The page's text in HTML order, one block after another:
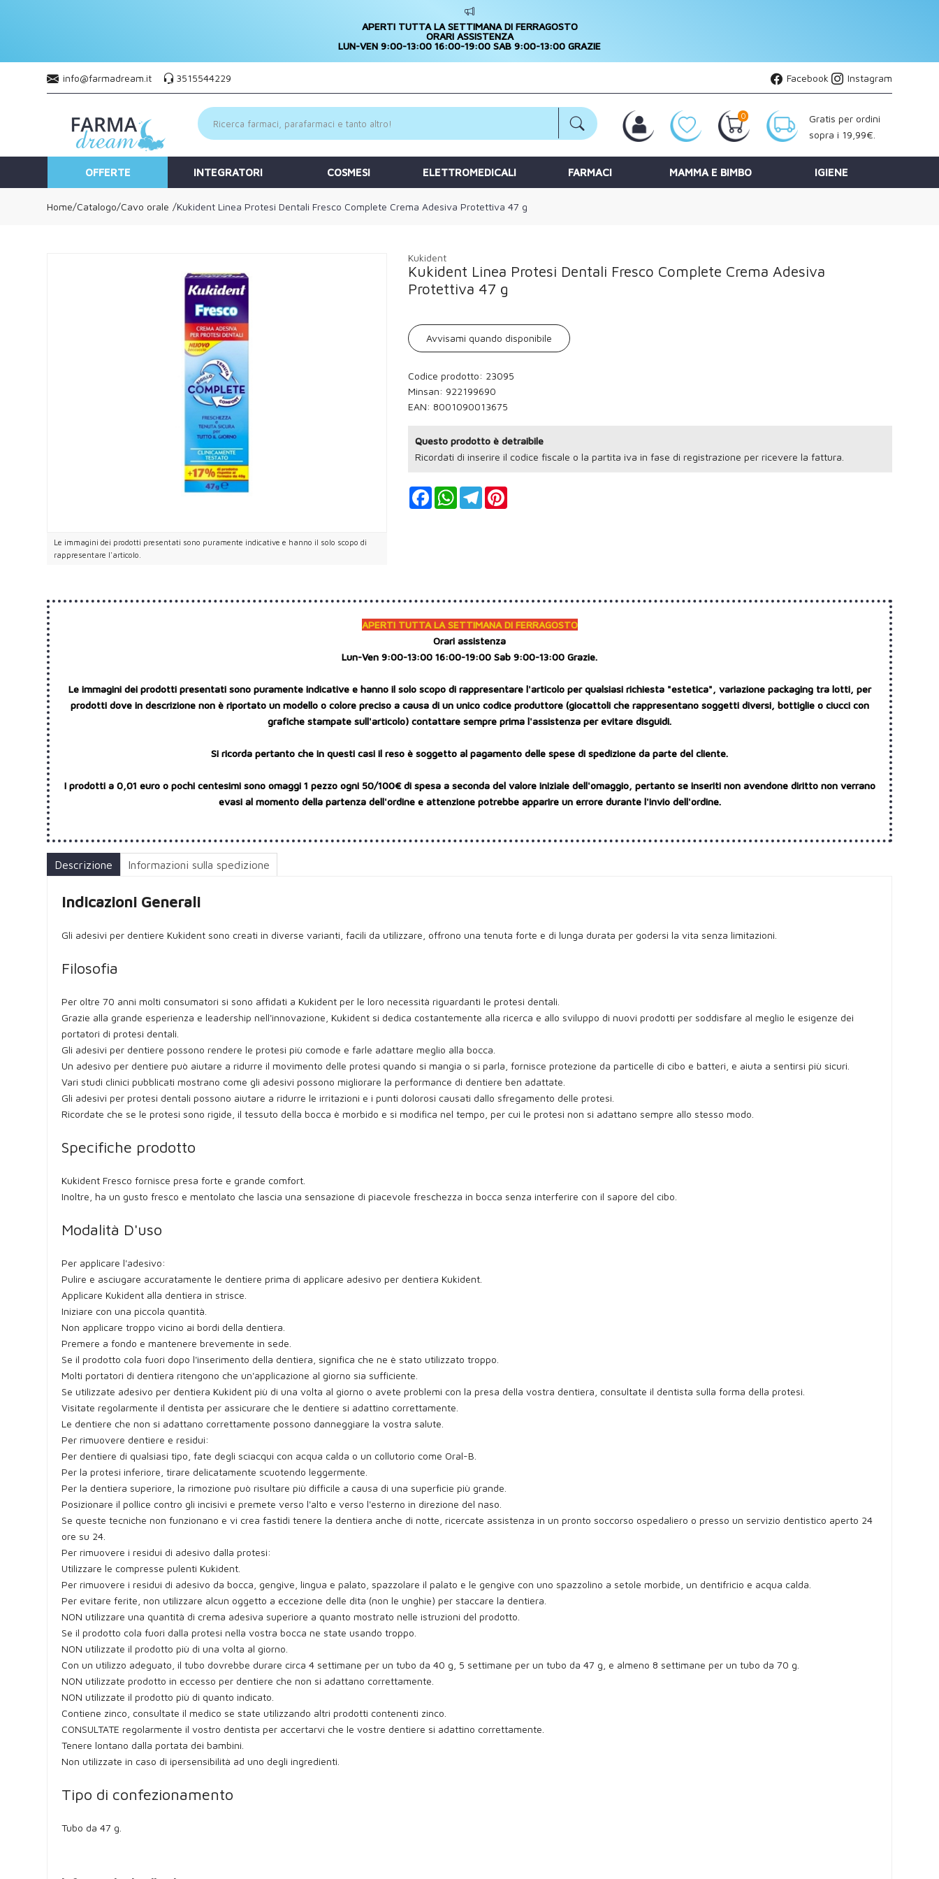
APERTI TUTTA LA SETTIMANA DI FERRAGOSTO
ORARI ASSISTENZA
LUN-VEN 9:00-13:00 16:00-19:00 SAB 9:00-13:00 GRAZIE
info@farmadream.it 3515544229 Facebook Instagram
0
Gratis per ordini
sopra i 19,99€.
OFFERTE INTEGRATORI COSMESI ELETTROMEDICALI FARMACI MAMMA E BIMBO IGIENE
Home Catalogo/Cavo orale Kukident Linea Protesi Dentali Fresco Complete Crema Adesiva Protettiva 47 g
Le immagini dei prodotti presentati sono puramente indicative e hanno il solo scopo di
rappresentare l'articolo.
Kukident
Kukident Linea Protesi Dentali Fresco Complete Crema Adesiva
Protettiva 47 g
Avvisami quando disponibile
Codice prodotto: 23095
Minsan: 922199690
EAN: 8001090013675
Questo prodotto è detraibile
Ricordati di inserire il codice fiscale o la partita iva in fase di registrazione per ricevere la fattura.
FacebookWhatsAppTelegramPinterest
APERTI TUTTA LA SETTIMANA DI FERRAGOSTO
Orari assistenza
Lun-Ven 9:00-13:00 16:00-19:00 Sab 9:00-13:00 Grazie.
Le immagini dei prodotti presentati sono puramente indicative e hanno il solo scopo di rappresentare l'articolo per qualsiasi richiesta "estetica", variazione packaging tra lotti, per
prodotti dove in descrizione non è riportato un modello o colore preciso a causa di un unico codice produttore (giocattoli che rappresentano soggetti diversi, bottiglie o ciucci con
grafiche stampate sull'articolo) contattare sempre prima l'assistenza per evitare disguidi.
Si ricorda pertanto che in questi casi il reso è soggetto al pagamento delle spese di spedizione da parte del cliente.
I prodotti a 0,01 euro o pochi centesimi sono omaggi 1 pezzo ogni 50/100€ di spesa a seconda del valore iniziale dell'omaggio, pertanto se inseriti non avendone diritto non verrano
evasi al momento della partenza dell'ordine e attenzione potrebbe apparire un errore durante l'invio dell'ordine.
Descrizione Informazioni sulla spedizione
Indicazioni Generali
Gli adesivi per dentiere Kukident sono creati in diverse varianti, facili da utilizzare, offrono una tenuta forte e di lunga durata per godersi la vita senza limitazioni.
Filosofia
Per oltre 70 anni molti consumatori si sono affidati a Kukident per le loro necessità riguardanti le protesi dentali.
Grazie alla grande esperienza e leadership nell'innovazione, Kukident si dedica costantemente alla ricerca e allo sviluppo di nuovi prodotti per soddisfare al meglio le esigenze dei
portatori di protesi dentali.
Gli adesivi per dentiere possono rendere le protesi più comode e farle adattare meglio alla bocca.
Un adesivo per dentiere può aiutare a ridurre il movimento delle protesi quando si mangia o si parla, fornisce protezione da particelle di cibo e batteri, e aiuta a sentirsi più sicuri.
Vari studi clinici pubblicati mostrano come gli adesivi possono migliorare la performance di dentiere ben adattate.
Gli adesivi per protesi dentali possono aiutare a ridurre le irritazioni e i punti dolorosi causati dallo sfregamento delle protesi.
Ricordate che se le protesi sono rigide, il tessuto della bocca è morbido e si modifica nel tempo, per cui le protesi non si adattano sempre allo stesso modo.
Specifiche prodotto
Kukident Fresco fornisce presa forte e grande comfort.
Inoltre, ha un gusto fresco e mentolato che lascia una sensazione di piacevole freschezza in bocca senza interferire con il sapore del cibo.
Modalità D'uso
Per applicare l'adesivo:
Pulire e asciugare accuratamente le dentiere prima di applicare adesivo per dentiera Kukident.
Applicare Kukident alla dentiera in strisce.
Iniziare con una piccola quantità.
Non applicare troppo vicino ai bordi della dentiera.
Premere a fondo e mantenere brevemente in sede.
Se il prodotto cola fuori dopo l'inserimento della dentiera, significa che ne è stato utilizzato troppo.
Molti portatori di dentiera ritengono che un'applicazione al giorno sia sufficiente.
Se utilizzate adesivo per dentiera Kukident più di una volta al giorno o avete problemi con la presa della vostra dentiera, consultate il dentista sulla forma della protesi.
Visitate regolarmente il dentista per assicurare che le dentiere si adattino correttamente.
Le dentiere che non si adattano correttamente possono danneggiare la vostra salute.
Per rimuovere dentiere e residui:
Per dentiere di qualsiasi tipo, fate degli sciacqui con acqua calda o un collutorio come Oral-B.
Per la protesi inferiore, tirare delicatamente scuotendo leggermente.
Per la dentiera superiore, la rimozione può risultare più difficile a causa di una superficie più grande.
Posizionare il pollice contro gli incisivi e premete verso l'alto e verso l'esterno in direzione del naso.
Se queste tecniche non funzionano e vi crea fastidi tenere la dentiera anche di notte, ricercate assistenza in un pronto soccorso ospedaliero o presso un servizio dentistico aperto 24
ore su 24.
Per rimuovere i residui di adesivo dalla protesi:
Utilizzare le compresse pulenti Kukident.
Per rimuovere i residui di adesivo da bocca, gengive, lingua e palato, spazzolare il palato e le gengive con uno spazzolino a setole morbide, un dentifricio e acqua calda.
Per evitare ferite, non utilizzare alcun oggetto a eccezione delle dita (non le unghie) per staccare la dentiera.
NON utilizzare una quantità di crema adesiva superiore a quanto mostrato nelle istruzioni del prodotto.
Se il prodotto cola fuori dalla protesi nella vostra bocca ne state usando troppo.
NON utilizzate il prodotto più di una volta al giorno.
Con un utilizzo adeguato, il tubo dovrebbe durare circa 4 settimane per un tubo da 40 g, 5 settimane per un tubo da 47 g, e almeno 8 settimane per un tubo da 70 g.
NON utilizzate prodotto in eccesso per dentiere che non si adattano correttamente.
NON utilizzate il prodotto più di quanto indicato.
Contiene zinco, consultate il medico se state utilizzando altri prodotti contenenti zinco.
CONSULTATE regolarmente il vostro dentista per accertarvi che le vostre dentiere si adattino correttamente.
Tenere lontano dalla portata dei bambini.
Non utilizzate in caso di ipersensibilità ad uno degli ingredienti.
Tipo di confezionamento
Tubo da 47 g.